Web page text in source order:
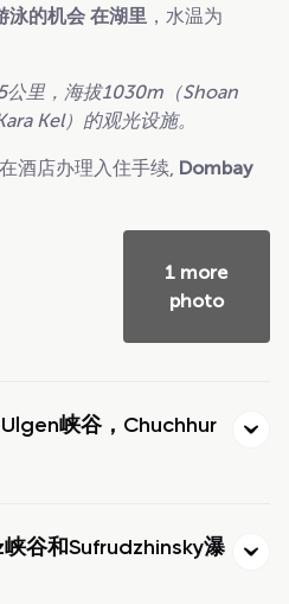
泳的机会 在湖里 ，水温为
公里，海拔1030m（Shoan
Kel）的观光设施。
酒店办理入住手续, Dombay
1 more
photo
峡谷，Chuchhur
谷和Sufrudzhinsky瀑